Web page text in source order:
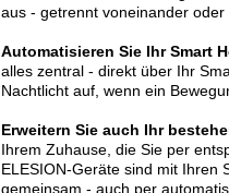
aus - getrennt voneinander oder
Automatisieren Sie Ihr Smart
alles zentral - direkt über Ihr
Nachtlicht auf, wenn ein
Erweitern Sie auch Ihr
Ihrem Zuhause, die Sie per
ELESION-Geräte sind mit Ihren
gemeinsam - auch per